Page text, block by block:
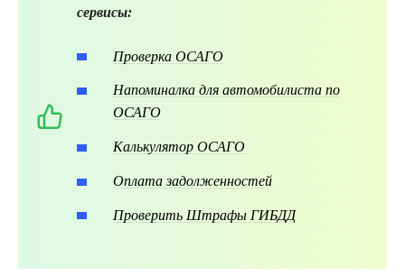
сервисы:
Проверка ОСАГО
Напоминалка для автомобилиста по
ОСАГО
Калькулятор ОСАГО
Оплата задолженностей
Проверить Штрафы ГИБДД